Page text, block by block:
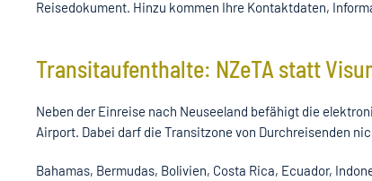
Reisedokument. Hinzu kommen Ihre Kontaktdaten,
Transitaufenthalte: NZeTA statt
Neben der Einreise nach Neuseeland befähigt die
Airport. Dabei darf die Transitzone von Durchreisenden
Bahamas, Bermudas, Bolivien, Costa Rica, Ecuador,